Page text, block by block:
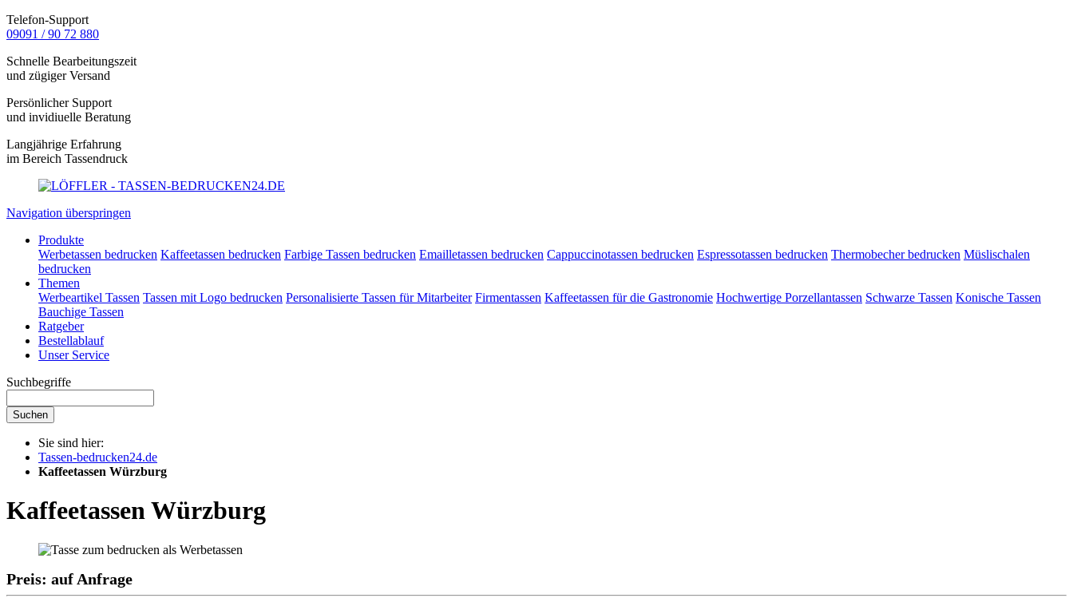
Telefon-Support
09091 / 90 72 880
Schnelle Bearbeitungszeit
und zügiger Versand
Persönlicher Support
und invidiuelle Beratung
Langjährige Erfahrung
im Bereich Tassendruck
Navigation überspringen
Produkte
Werbetassen bedrucken Kaffeetassen bedrucken Farbige Tassen bedrucken Emailletassen bedrucken Cappuccinotassen bedrucken Espressotassen bedrucken Thermobecher bedrucken Müslischalen
bedrucken
Themen
Werbeartikel Tassen Tassen mit Logo bedrucken Personalisierte Tassen für Mitarbeiter Firmentassen Kaffeetassen für die Gastronomie Hochwertige Porzellantassen Schwarze Tassen Konische Tassen
Bauchige Tassen
Ratgeber
Bestellablauf
Unser Service
Suchbegriffe
Suchen
Sie sind hier:
Tassen-bedrucken24.de
Kaffeetassen Würzburg
Kaffeetassen Würzburg
Preis: auf Anfrage